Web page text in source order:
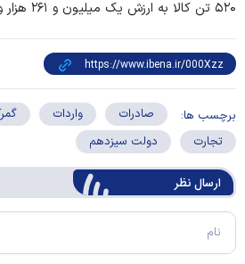
۵۲۰ تن کالا به ارزش یک میلیون و ۲۶۱ هزار و ۵۷۳ دلار بوده است.
برچسب ها: صادرات واردات
تجارت
دولت سیزدهم
ارسال‌ نظر